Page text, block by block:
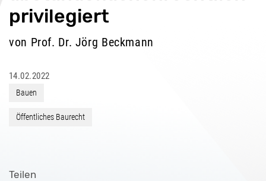
privilegiert
von Prof. Dr. Jörg Beckmann
14.02.2022
Bauen
Öffentliches Baurecht
Teilen